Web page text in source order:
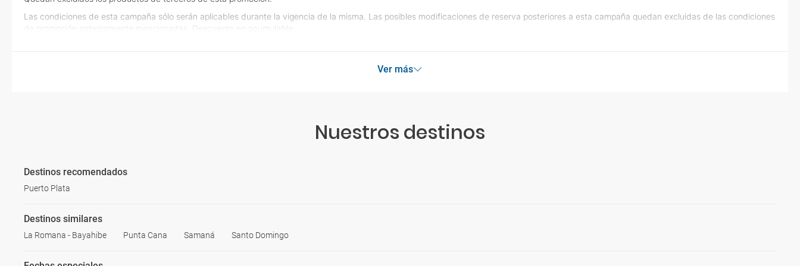
Las condiciones de esta campaña sólo serán aplicables durante la vigencia de la misma. Las posibles modificaciones de reserva posteriores a esta campaña quedan excluidas de las condiciones
de promoción anteriormente mencionadas. Descuento no acumulable.
Ver más
Nuestros destinos
Destinos recomendados
Puerto Plata
Destinos similares
La Romana - Bayahibe Punta Cana Samaná Santo Domingo